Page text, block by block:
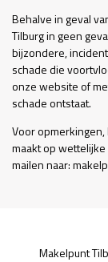
Behalve in geval
Tilburg in geen
bijzondere,
schade die
onze website of
schade ontstaat.
Voor
maakt op
mailen naar:
Makelpunt